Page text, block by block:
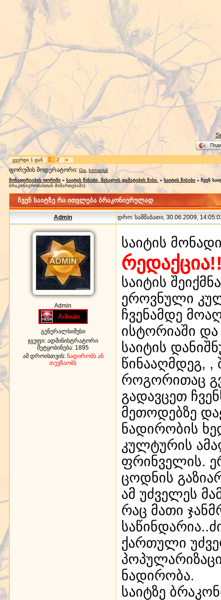
გვერდი 1 დან 1 2 »
ფორუმის მოდერატორი: Gia, krimanjuli
მონადირეების ფორუმი » საიტის წესები, მასალის დამატების წესი. » საიტის წესები » ჩვენ
ბრაკონიერობასთან მიმართებაში)
ჩვენ საიტზე რა ითვლება ბრაკონიერულად
Admin დრო: სამშაბათი, 30.06.2009,
Admin
გენერალსიმუსი
ჯგუფი: ადმინისტრატორი
შეტყობინება: 1895
ამ დროისთვის: ნადირობს ან
თევზაობს
საიტის
საიტის
ეროვნული
ჩვენამდე
ისტორიაში
საიტის
წინააღმდეგ, ,
როგორითაც
გადავცეთ
მეთოდებზე
ნადირობის
კულტურის
ფრინველის.
ცოდნის
ამ უძველეს
რაც მათი
ქართული
ნადირობა.
საიტზე